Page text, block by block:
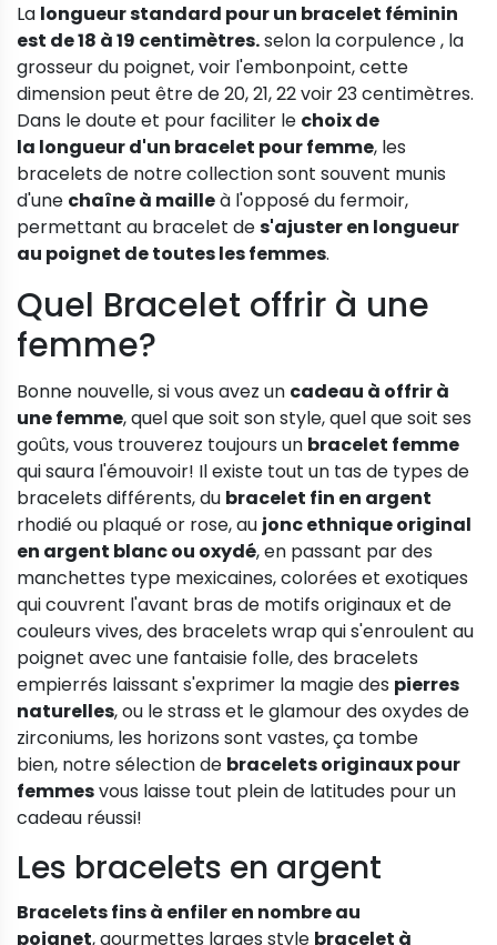
La longueur standard pour un bracelet féminin
est de 18 à 19 centimètres.selon la corpulence , la
grosseur du poignet, voir l'embonpoint, cette
dimension peut être de 20, 21, 22 voir 23 centimètres.
Dans le doute et pour faciliter le choix de
la longueur d'un bracelet pour femme, les
bracelets de notre collection sont souvent munis
d'une chaîne à mailleà l'opposé du fermoir,
permettant au bracelet des'ajuster en longueur
au poignet de toutes les femmes.
Quel Bracelet offrir à une
femme?
Bonne nouvelle, si vous avez un cadeau à offrir à
une femme, quel que soit son style, quel que soit ses
goûts, vous trouverez toujours un bracelet femme
qui saura l'émouvoir! Il existe tout un tas de types de
bracelets différents, du bracelet fin en argent
rhodié ou plaqué or rose, au jonc ethnique original
en argent blanc ou oxydé, en passant par des
manchettes type mexicaines, colorées et exotiques
qui couvrent l'avant bras de motifs originaux et de
couleurs vives, des bracelets wrap qui s'enroulent au
poignet avec une fantaisie folle, des bracelets
empierrés laissant s'exprimer la magie des pierres
naturelles, ou le strass et le glamour des oxydes de
zirconiums, les horizons sont vastes, ça tombe
bien, notre sélection de bracelets originaux pour
femmesvous laisse tout plein de latitudes pour un
cadeau réussi!
Les bracelets en argent
Bracelets fins à enfiler en nombre au
poignet, gourmettes larges style bracelet à